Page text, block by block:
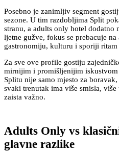
Posebno je zanimljiv segment
sezone. U tim razdobljima Split
stranu, a adults only hotel dodatno
ljetne gužve, fokus se prebacuje
gastronomiju, kulturu i sporiji ritam
Za sve ove profile gostiju
mirnijim i promišljenijim
Splitu nije samo mjesto za
svaki trenutak ima više smisla,
zaista važno.
Adults Only vs
glavne razlike